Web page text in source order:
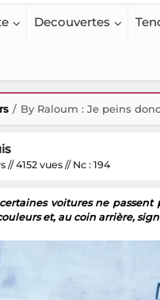
Decouvertes
By Raloum : Je peins
4152 vues // Nc : 194
voitures ne passent
et, au coin arrière,